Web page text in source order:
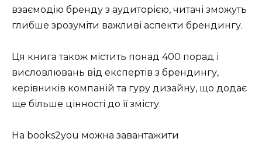
взаємодію бренду з аудиторією, читачі зможуть
глибше зрозуміти важливі аспекти брендингу.
Ця книга також містить понад 400 порад і
висловлювань від експертів з брендингу,
керівників компаній та гуру дизайну, що додає
ще більше цінності до її змісту.
На books2you можна завантажити